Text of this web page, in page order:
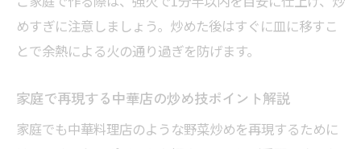
めすぎに注意しましょう。炒めた後はすぐに皿に移すこ
とで余熱による火の通り過ぎを防げます。
家庭で再現する中華店の炒め技ポイント解説
家庭でも中華料理店のような野菜炒めを再現するために